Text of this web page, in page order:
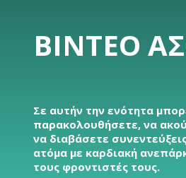
ΒΊΝΤΕΟ
Σε αυτήν την ενότητα
παρακολουθήσετε, να
να διαβάσετε
ατόμα με καρδιακή
τους φροντιστές τους.